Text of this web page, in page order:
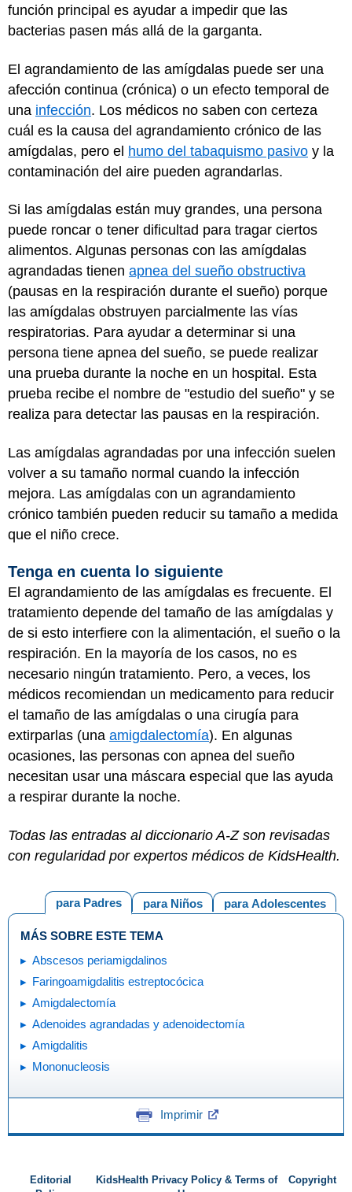
función principal es ayudar a impedir que las
bacterias pasen más allá de la garganta.
El agrandamiento de las amígdalas puede ser una
afección continua (crónica) o un efecto temporal de
una infección. Los médicos no saben con certeza
cuál es la causa del agrandamiento crónico de las
amígdalas, pero el humo del tabaquismo pasivo y la
contaminación del aire pueden agrandarlas.
Si las amígdalas están muy grandes, una persona
puede roncar o tener dificultad para tragar ciertos
alimentos. Algunas personas con las amígdalas
agrandadas tienen apnea del sueño obstructiva
(pausas en la respiración durante el sueño) porque
las amígdalas obstruyen parcialmente las vías
respiratorias. Para ayudar a determinar si una
persona tiene apnea del sueño, se puede realizar
una prueba durante la noche en un hospital. Esta
prueba recibe el nombre de "estudio del sueño" y se
realiza para detectar las pausas en la respiración.
Las amígdalas agrandadas por una infección suelen
volver a su tamaño normal cuando la infección
mejora. Las amígdalas con un agrandamiento
crónico también pueden reducir su tamaño a medida
que el niño crece.
Tenga en cuenta lo siguiente
El agrandamiento de las amígdalas es frecuente. El
tratamiento depende del tamaño de las amígdalas y
de si esto interfiere con la alimentación, el sueño o la
respiración. En la mayoría de los casos, no es
necesario ningún tratamiento. Pero, a veces, los
médicos recomiendan un medicamento para reducir
el tamaño de las amígdalas o una cirugía para
extirparlas (una amigdalectomía). En algunas
ocasiones, las personas con apnea del sueño
necesitan usar una máscara especial que las ayuda
a respirar durante la noche.
Todas las entradas al diccionario A-Z son revisadas
con regularidad por expertos médicos de KidsHealth.
para Adolescentes
para Niños
para Padres
MÁS SOBRE ESTE TEMA
Abscesos periamigdalinos
Faringoamigdalitis estreptocócica
Amigdalectomía
Adenoides agrandadas y adenoidectomía
Amigdalitis
Mononucleosis
Imprimir
Editorial
KidsHealth Privacy Policy & Terms of
Copyright